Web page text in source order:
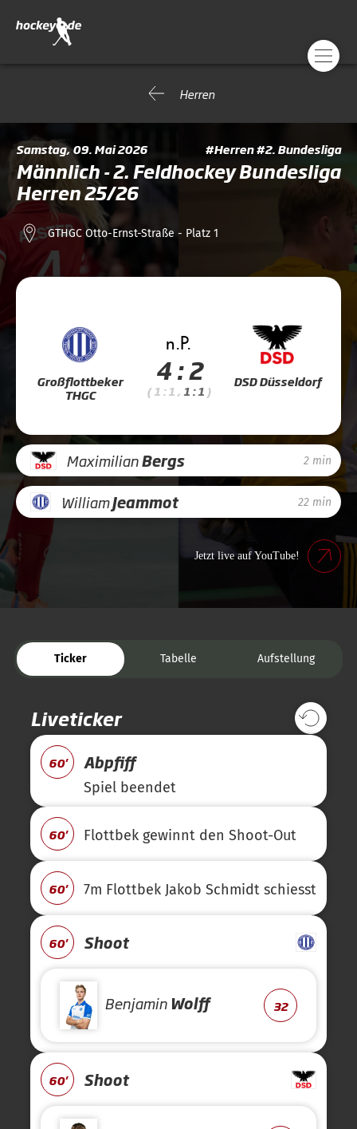
Herren
Samstag, 09. Mai 2026 #Herren #2. Bundesliga
Männlich - 2. Feldhockey Bundesliga
Herren 25/26
GTHGC Otto-Ernst-Straße - Platz 1
Großflottbeker
THGC
n.P.
4 : 2
( 1 : 1 , 1 : 1)
DSD Düsseldorf
MaximilianBergs 2 min
WilliamJeammot 22 min
Jetzt live auf YouTube!
Ticker Tabelle Aufstellung
Liveticker
60' Abpfiff
Spiel beendet
60' Flottbek gewinnt den Shoot-Out
60' 7m Flottbek Jakob Schmidt schiesst
60' Shoot
Benjamin Wolff 32
60' Shoot